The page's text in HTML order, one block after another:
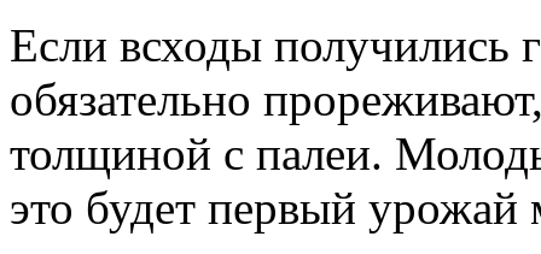
Если всходы получились
обязательно
толщиной с палеи.
это будет первый урожай